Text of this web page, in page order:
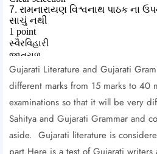
Gujarati Literature and Gujarati
different marks from 15 marks to 40
examinations so that it will be very
Sahitya and Gujarati Grammar and
aside. Gujarati literature is
part.Here is a test of Gujarati